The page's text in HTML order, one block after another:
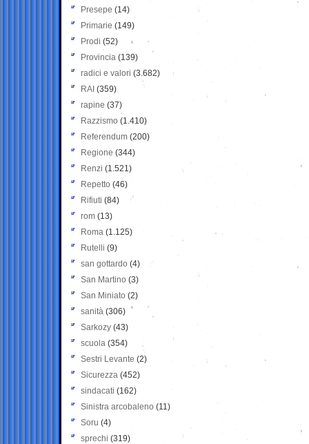
Presepe (14)
Primarie (149)
Prodi (52)
Provincia (139)
radici e valori (3.682)
RAI (359)
rapine (37)
Razzismo (1.410)
Referendum (200)
Regione (344)
Renzi (1.521)
Repetto (46)
Rifiuti (84)
rom (13)
Roma (1.125)
Rutelli (9)
san gottardo (4)
San Martino (3)
San Miniato (2)
sanità (306)
Sarkozy (43)
scuola (354)
Sestri Levante (2)
Sicurezza (452)
sindacati (162)
Sinistra arcobaleno (11)
Soru (4)
sprechi (319)